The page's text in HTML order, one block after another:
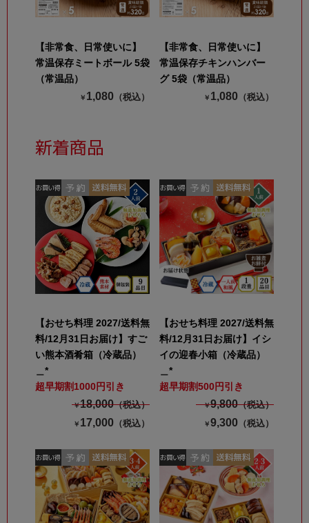
【非常食、日常使いに】
常温保存ミートボール 5袋
（常温品）
￥ 1,080 （税込）
【非常食、日常使いに】
常温保存チキンハンバー
グ 5袋（常温品）
￥ 1,080 （税込）
新着商品
【おせち料理 2027/送料無
料/12月31日お届け】すご
い熊本酒肴箱（冷蔵品）
＿*
超早期割1000円引き
￥18,000（税込）
￥ 17,000 （税込）
【おせち料理 2027/送料無
料/12月31日お届け】イシ
イの迎春小箱（冷蔵品）
＿*
超早期割500円引き
￥9,800（税込）
￥9,300 （税込）